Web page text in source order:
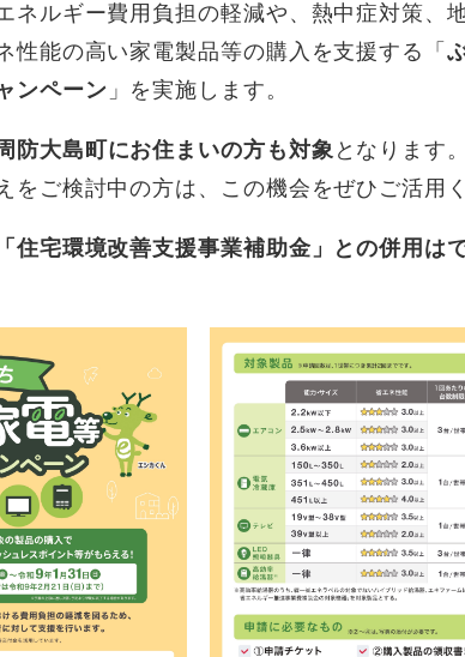
ネルギー費用負担の軽減や、熱中症対策、
性能の高い家電製品等の購入を支援する「
ンペーン 」を実施します。
防大島町にお住まいの方も対象 となります。
をご検討中の方は、この機会をぜひご活用く
住宅環境改善支援事業補助金」との併用は